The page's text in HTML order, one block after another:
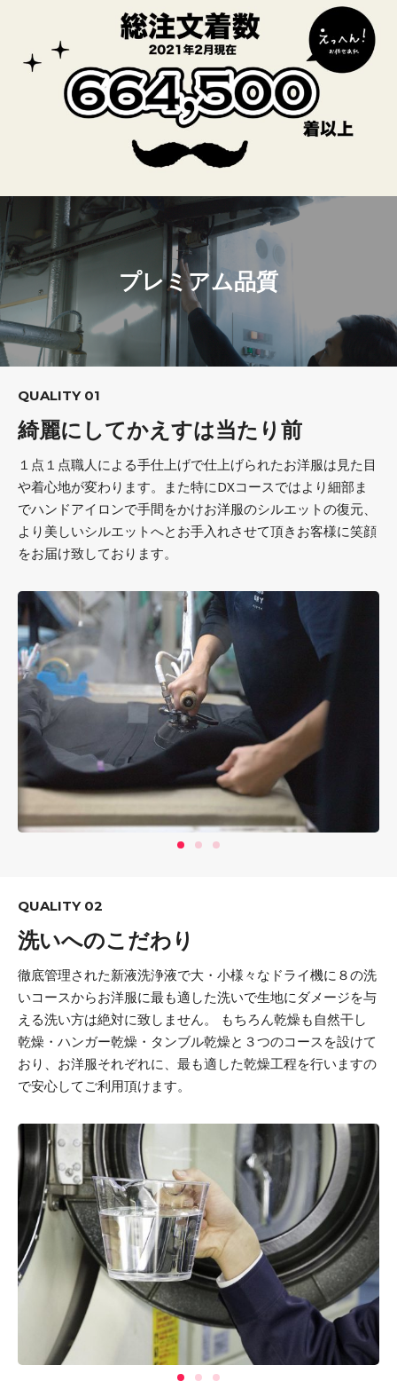
プレミアム品質
QUALITY 01
綺麗にしてかえすは当たり前
１点１点職人による手仕上げで仕上げられたお洋服は見た目
や着心地が変わります。また特にDXコースではより細部ま
でハンドアイロンで手間をかけお洋服のシルエットの復元、
より美しいシルエットへとお手入れさせて頂きお客様に笑顔
をお届け致しております。
QUALITY 02
洗いへのこだわり
徹底管理された新液洗浄液で大・小様々なドライ機に８の洗
いコースからお洋服に最も適した洗いで生地にダメージを与
える洗い方は絶対に致しません。 もちろん乾燥も自然干し
乾燥・ハンガー乾燥・タンブル乾燥と３つのコースを設けて
おり、お洋服それぞれに、最も適した乾燥工程を行いますの
で安心してご利用頂けます。